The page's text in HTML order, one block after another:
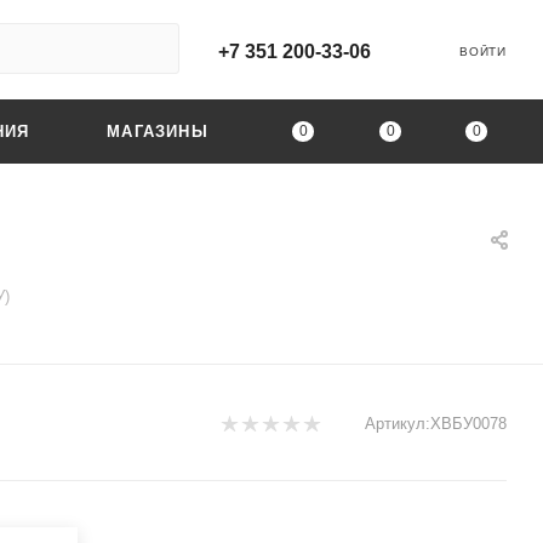
+7 351 200-33-06 ВОЙТИ
0 0 0
МАГАЗИНЫ
Артикул:XBБУ0078